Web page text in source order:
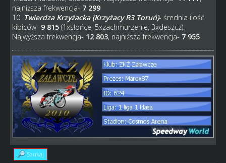
najniższa frekwencja- 7 299
10. Twierdza Krzyżacka (Krzyżacy R3 Toruń)- średnia ilość
kibiców- 9 815(1xsłońce, 5xzachmurzenie, 3xdeszcz).
Najwyższa frekwencja- 12 803, najniższa frekwencja- 7 955
Szukaj